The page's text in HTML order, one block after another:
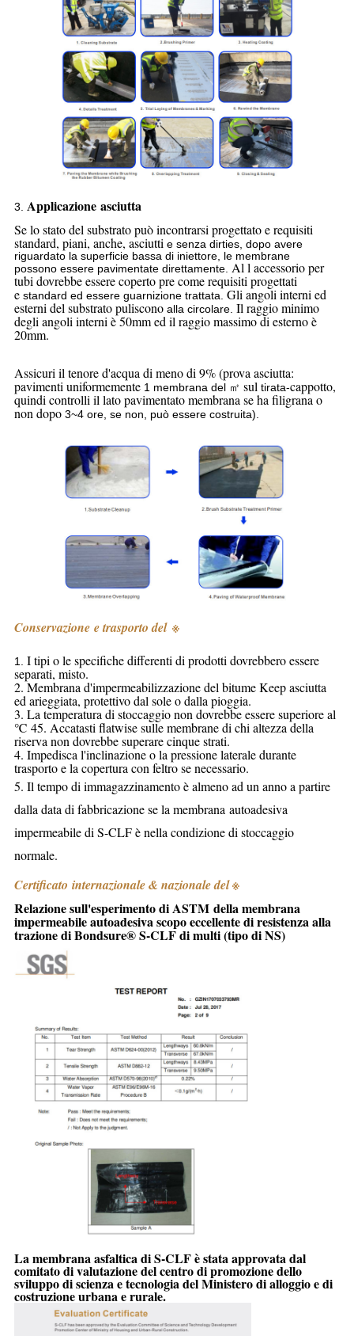
3. Applicazione asciutta
Se lo stato del substrato può incontrarsi progettato e requisiti
standard, piani, anche, asciutti e senza dirties, dopo avere
riguardato la superficie bassa di iniettore, le membrane
possonoessere pavimentate direttamente. Al l accessorio per
tubi dovrebbe essere coperto pre come requisiti progettati
estandard ed essere guarnizione trattata. Gli angoli interni ed
esterni del substrato pulisconoalla circolare. Il raggio minimo
degli angoli interni è 50mm ed il raggio massimo di esterno è
20mm.
Assicuri il tenore d'acqua di meno di 9% (prova asciutta:
pavimenti uniformemente1 membrana del ㎡ sul tirata-cappotto,
quindi controlli il lato pavimentato membrana se ha filigrana o
non dopo3~4 ore, se non, può essere costruita).
Conservazione e trasporto del ※
1. I tipi o le specifiche differenti di prodotti dovrebbero essere
separati, misto.
2. Membrana d'impermeabilizzazione del bitume Keep asciutta
ed arieggiata, protettivo dal sole o dalla pioggia.
3. La temperatura di stoccaggio non dovrebbe essere superiore al
℃ 45. Accatasti flatwise sulle membrane di chi altezza della
riserva non dovrebbe superare cinque strati.
4. Impedisca l'inclinazione o la pressione laterale durante
trasporto e la copertura con feltro se necessario.
5. Il tempo di immagazzinamento è almeno ad un anno a partire
dalla data di fabbricazione se la membrana autoadesiva
impermeabile di S-CLF è nella condizione di stoccaggio
normale.
Certificato internazionale & nazionale del※
Relazione sull'esperimento di ASTM dellamembrana
impermeabile autoadesiva scopoeccellentedi resistenza alla
trazionediBondsure® S-CLFdi multi(tipo di NS)
La membrana asfaltica di S-CLFè stata approvata dal
comitato di valutazione del centro di promozione dello
sviluppo di scienza e tecnologia del Ministero di alloggio e di
costruzione urbana e rurale.